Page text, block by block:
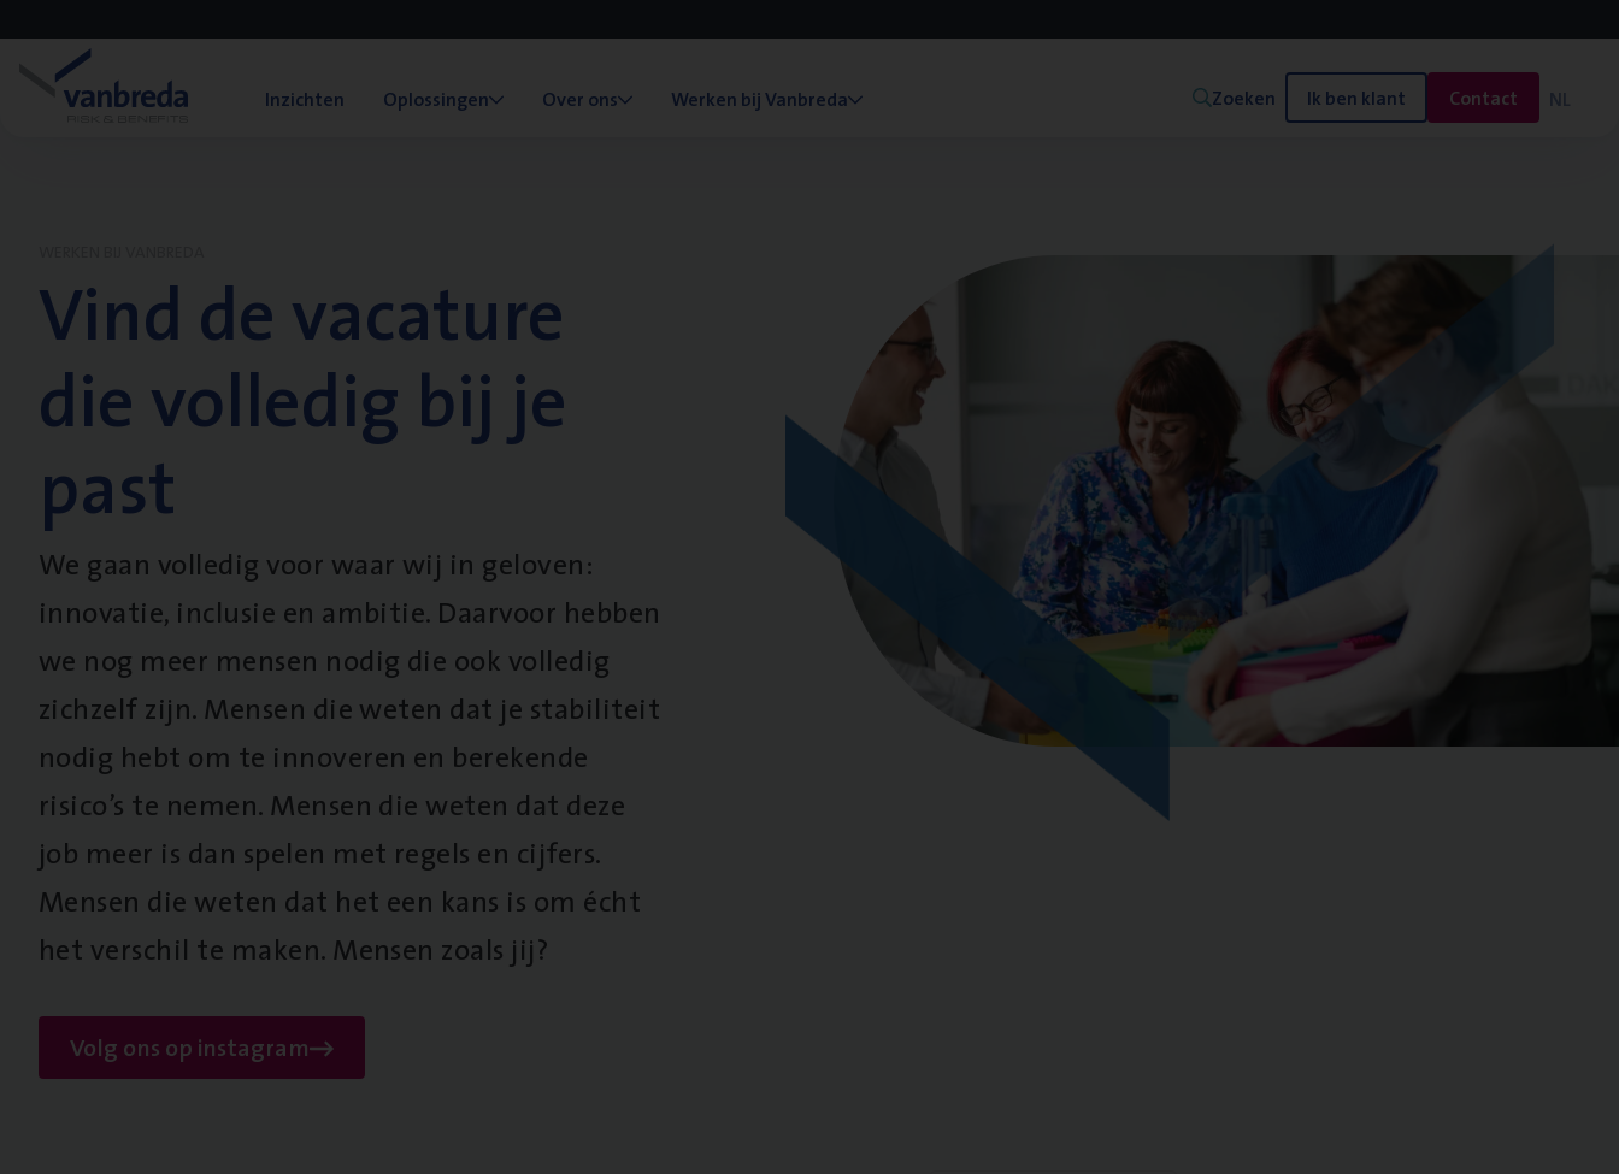
Inzichten Oplossingen Over ons Werken bij Vanbreda Zoeken Ik ben klant Contact NL
Vind de vacature
die volledig bij je
past
We gaan volledig voor waar wij in geloven:
innovatie, inclusie en ambitie. Daarvoor hebben
we nog meer mensen nodig die ook volledig
zichzelf zijn. Mensen die weten dat je stabiliteit
nodig hebt om te innoveren en berekende
risico’s te nemen. Mensen die weten dat deze
job meer is dan spelen met regels en cijfers.
Mensen die weten dat het een kans is om écht
het verschil te maken. Mensen zoals jij?
Volg ons op instagram